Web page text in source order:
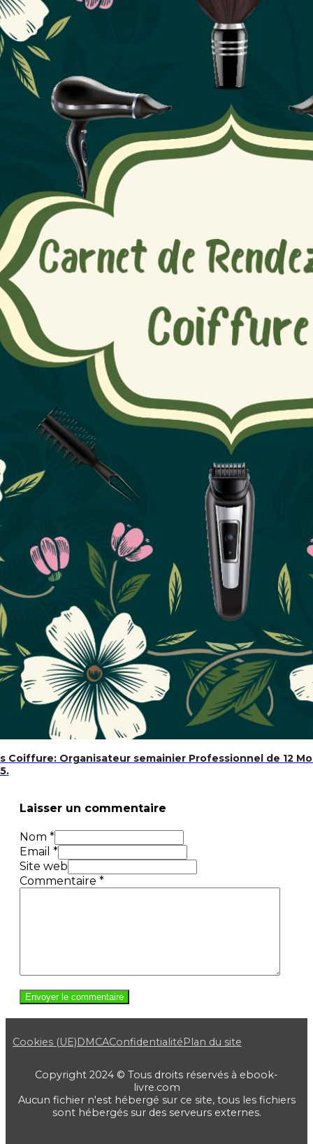
Coiffure: Organisateur semainier Professionnel de 12
Laisser un commentaire
Nom *
Email *
Site web
Commentaire *
Cookies (UE)DMCAConfidentialitéPlan du site
Copyright 2024 © Tous droits réservés à ebook-
livre.com
Aucun fichier n'est hébergé sur ce site, tous les fichiers
sont hébergés sur des serveurs externes.